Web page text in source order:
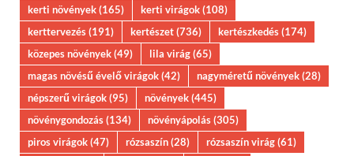
kerti növények(165) kerti virágok(108)
kerttervezés(191) kertészet(736) kertészkedés(174)
közepes növények(49) lila virág(65)
magas növésű évelő virágok(42) nagyméretű növények(28)
népszerű virágok(95) növények(445)
növénygondozás(134) növényápolás(305)
piros virágok(47) rózsaszín(28) rózsaszín virág(61)